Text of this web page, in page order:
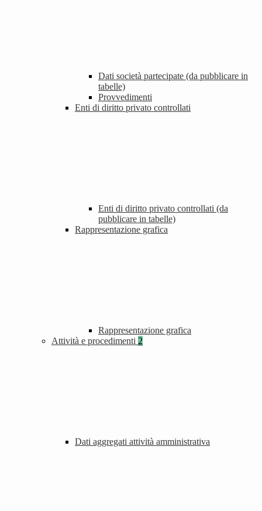
Dati società partecipate (da pubblicare in
tabelle)
Provvedimenti
Enti di diritto privato controllati
Enti di diritto privato controllati (da
pubblicare in tabelle)
Rappresentazione grafica
Rappresentazione grafica
Attività e procedimenti 2
Dati aggregati attività amministrativa